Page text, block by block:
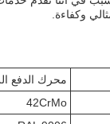
وكفاءة.
محرك الدفع
42CrMo